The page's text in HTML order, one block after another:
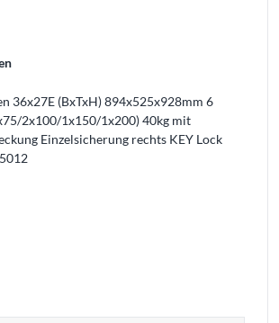
36x27E (BxTxH) 894x525x928mm 6
2x100/1x150/1x200) 40kg mit
Einzelsicherung rechts KEY Lock
auswählen und in den